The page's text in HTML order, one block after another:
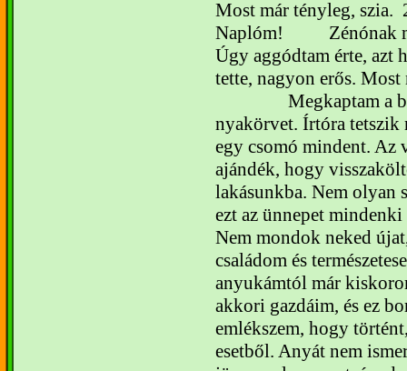
Most már tényleg, szia.
Naplóm!
Zénónak
Úgy aggódtam érte, azt
tette, nagyon erős.
Megkaptam a
nyakörvet. Írtóra tetszik
egy csomó mindent. Az
ajándék, hogy
lakásunkba. Nem olyan
ezt az ünnepet
Nem mondok neked
családom és
anyukámtól már
akkori gazdáim, és ez
emlékszem, hogy
esetből. Anyát nem